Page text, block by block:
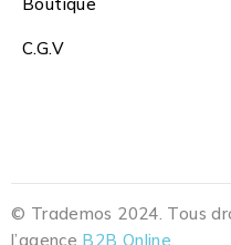
C.G.V
© Trademos 2024. Tous
l’agence B2B Online